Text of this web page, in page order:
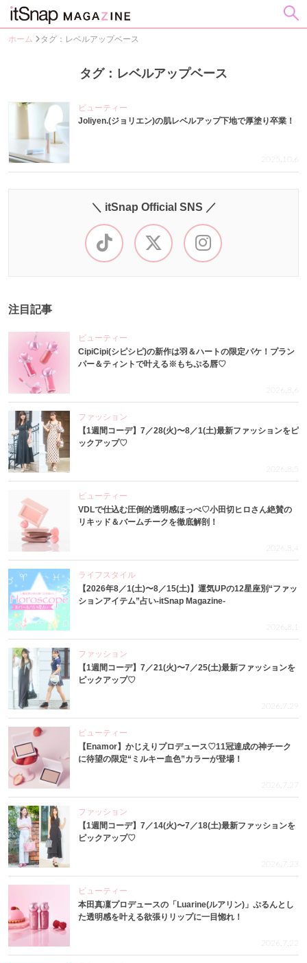
ホーム タグ：レベルアップベース
タグ：レベルアップベース
ビューティー
Joliyen.(ジョリエン)の肌レベルアップ下地で厚塗り卒業！
2025.10.6
＼ itSnap Official SNS ／
注目記事
ビューティー
CipiCipi(シピシピ)の新作は羽＆ハートの限定パケ！プラン
パー＆ティントで叶える※もちぷる唇♡
2026.8.6
ファッション
【1週間コーデ】7／28(火)〜8／1(土)最新ファッションをピ
ックアップ♡
2026.8.5
ビューティー
VDLで仕込む圧倒的透明感ほっぺ♡小田切ヒロさん絶賛の
リキッド＆バームチークを徹底解剖！
2026.8.4
ライフスタイル
【2026年8／1(土)〜8／15(土)】運気UPの12星座別“ファッ
ションアイテム”占い-itSnap Magazine-
2026.8.1
ファッション
【1週間コーデ】7／21(火)〜7／25(土)最新ファッションを
ピックアップ♡
2026.7.29
ビューティー
【Enamor】かじえりプロデュース♡11冠達成の神チーク
に待望の限定“ミルキー血色”カラーが登場！
2026.7.27
ファッション
【1週間コーデ】7／14(火)〜7／18(土)最新ファッションを
ピックアップ♡
2026.7.23
ビューティー
本田真凜プロデュースの「Luarine(ルアリン)」ぷるんとし
た透明感を叶える欲張りリップに一目惚れ！
2026.7.22